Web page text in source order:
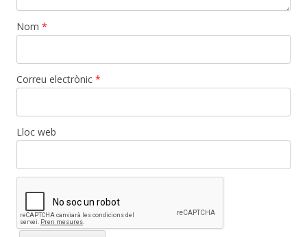
Nom *
Correu electrònic *
Lloc web